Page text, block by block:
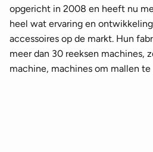
opgericht in 2008 en heeft nu
heel wat ervaring en
accessoires op de markt. Hun
meer dan 30 reeksen machines,
machine, machines om mallen